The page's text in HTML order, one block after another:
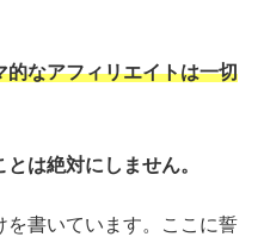
的なアフィリエイトは一切
は絶対にしません。
書いています。ここに誓